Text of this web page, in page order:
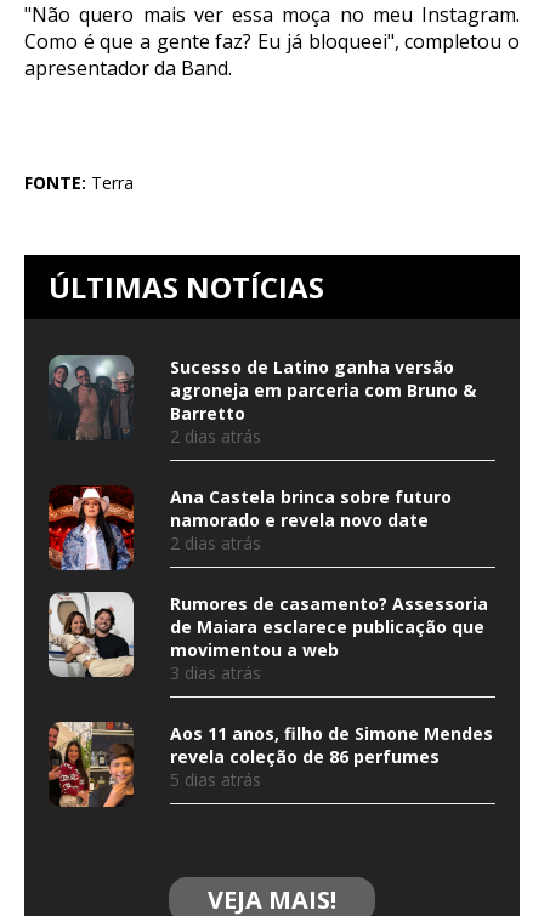
"Não quero mais ver essa moça no meu Instagram.
Como é que a gente faz? Eu já bloqueei", completou o
apresentador da Band.
FONTE: Terra
ÚLTIMAS NOTÍCIAS
Sucesso de Latino ganha versão
agroneja em parceria com Bruno &
Barretto
2 dias atrás
Ana Castela brinca sobre futuro
namorado e revela novo date
2 dias atrás
Rumores de casamento? Assessoria
de Maiara esclarece publicação que
movimentou a web
3 dias atrás
Aos 11 anos, filho de Simone Mendes
revela coleção de 86 perfumes
5 dias atrás
VEJA MAIS!